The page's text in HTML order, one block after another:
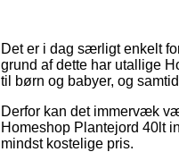
Det er i dag særligt enkelt
grund af dette har utallige
til børn og babyer, og
Derfor kan det immervæk
Homeshop Plantejord 40lt
mindst kostelige pris.